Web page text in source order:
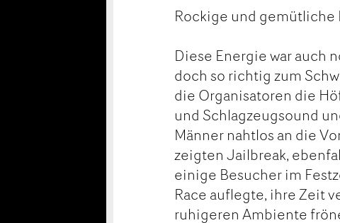
Rockige und gemütliche
Diese Energie war auch
doch so richtig zum
die Organisatoren die
und Schlagzeugsound
Männer nahtlos an die
zeigten Jailbreak,
einige Besucher im
Race auflegte, ihre Zeit
ruhigeren Ambiente